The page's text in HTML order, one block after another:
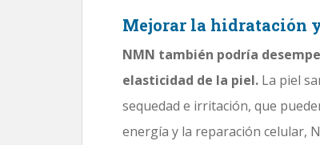
Mejorar la hidratación
NMN también podría
elasticidad de la piel. La piel
sequedad e irritación, que
energía y la reparación celular,